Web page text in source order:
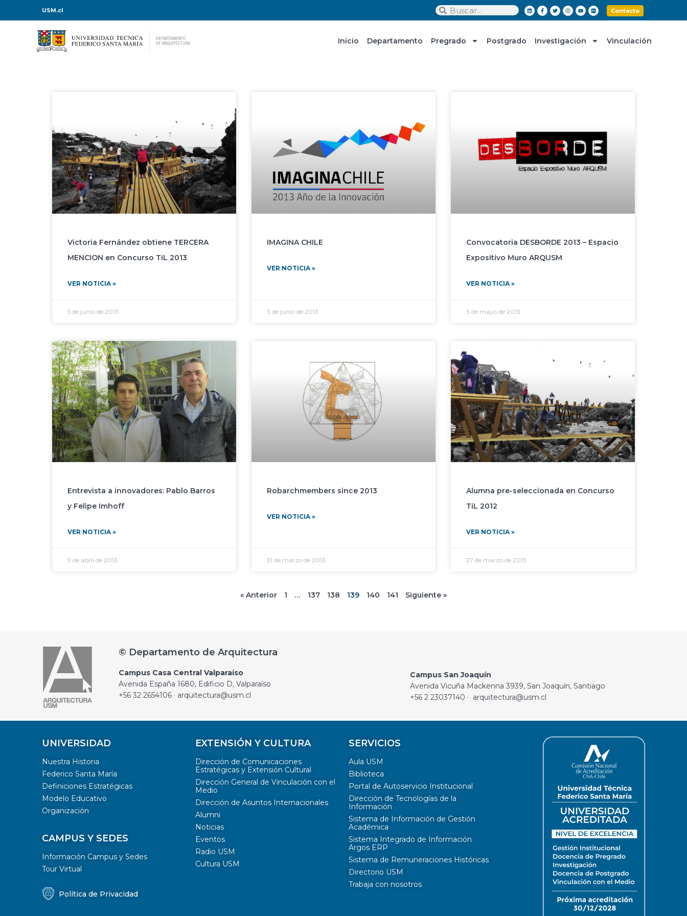
USM.cl Contacto
Inicio Departamento Pregrado Postgrado Investigación Vinculación
Victoria Fernández obtiene TERCERA
MENCION en Concurso TiL 2013
VER NOTICIA »
5 de junio de 2013
IMAGINA CHILE
VER NOTICIA »
3 de junio de 2013
Convocatoria DESBORDE 2013 – Espacio
Expositivo Muro ARQUSM
VER NOTICIA »
3 de mayo de 2013
Entrevista a innovadores: Pablo Barros
y Felipe Imhoff
VER NOTICIA »
9 de abril de 2013
Robarchmembers since 2013
VER NOTICIA »
31 de marzo de 2013
Alumna pre-seleccionada en Concurso
TiL 2012
VER NOTICIA »
27 de marzo de 2013
« Anterior 1 … 137 138 139 140 141 Siguiente »
© Departamento de Arquitectura
Campus Casa Central Valparaíso
Avenida España 1680, Edificio D, Valparaíso
+56 32 2654106 · arquitectura@usm.cl
Campus San Joaquín
Avenida Vicuña Mackenna 3939, San Joaquín, Santiago
+56 2 23037140 · arquitectura@usm.cl
UNIVERSIDAD
Nuestra Historia
Federico Santa María
Definiciones Estratégicas
Modelo Educativo
Organización
CAMPUS Y SEDES
Información Campus y Sedes
Tour Virtual
Política de Privacidad
EXTENSIÓN Y CULTURA
Dirección de Comunicaciones
Estratégicas y Extensión Cultural
Dirección General de Vinculación con el
Medio
Dirección de Asuntos Internacionales
Alumni
Noticias
Eventos
Radio USM
Cultura USM
SERVICIOS
Aula USM
Biblioteca
Portal de Autoservicio Institucional
Dirección de Tecnologías de la
Información
Sistema de Información de Gestión
Académica
Sistema Integrado de Información
Argos ERP
Sistema de Remuneraciones Históricas
Directorio USM
Trabaja con nosotros